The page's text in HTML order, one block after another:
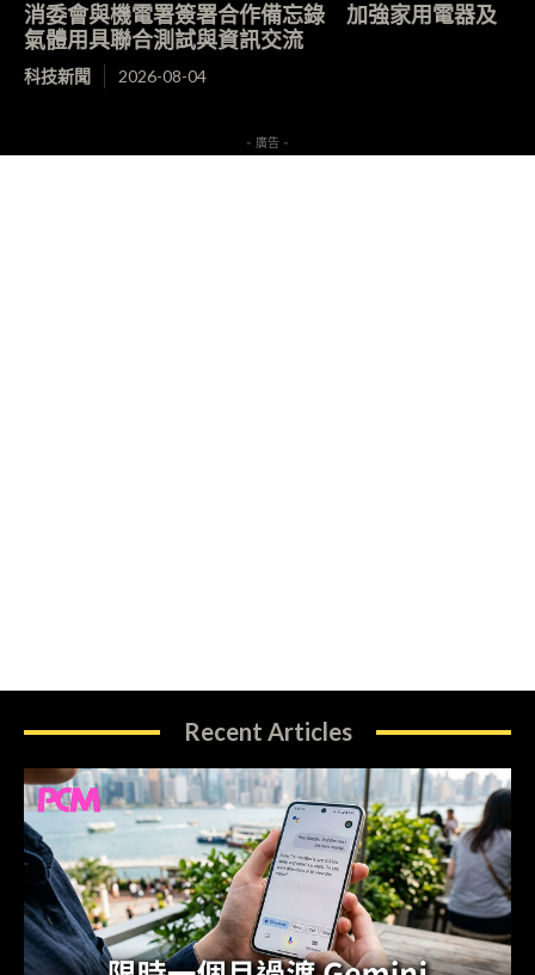
消委會與機電署簽署合作備忘錄 加強家用電器及
氣體用具聯合測試與資訊交流
科技新聞 2026-08-04
- 廣告 -
Recent Articles